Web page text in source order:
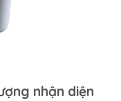
nhận diện